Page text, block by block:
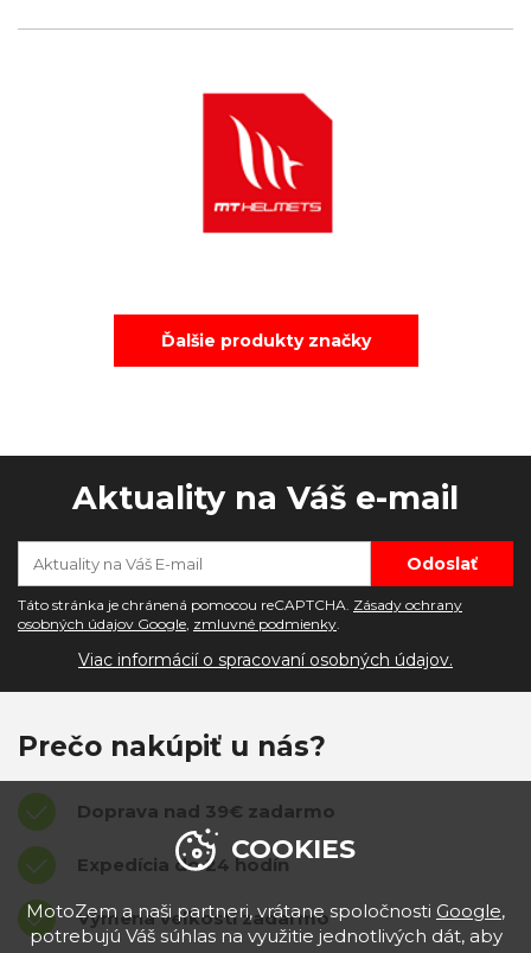
Ďalšie produkty značky
Aktuality na Váš e-mail
Táto stránka je chránená pomocou reCAPTCHA. Zásady ochrany
osobných údajov Google, zmluvné podmienky.
Viac informácií o spracovaní osobných údajov.
Prečo nakúpiť u nás?
Doprava nad 39€ zadarmo
Expedícia do 24 hodín
Výmena veľkostí zadarmo
COOKIES
MotoZem a naši partneri, vrátane spoločnosti Google,
potrebujú Váš súhlas na využitie jednotlivých dát, aby